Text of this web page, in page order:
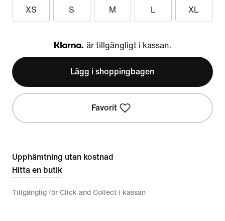
XS S M L XL
Klarna
är tillgängligt i kassan.
Lägg i shoppingbagen
Favorit
Upphämtning utan kostnad
Hitta en butik
Tillgänglig för Click and Collect i kassan